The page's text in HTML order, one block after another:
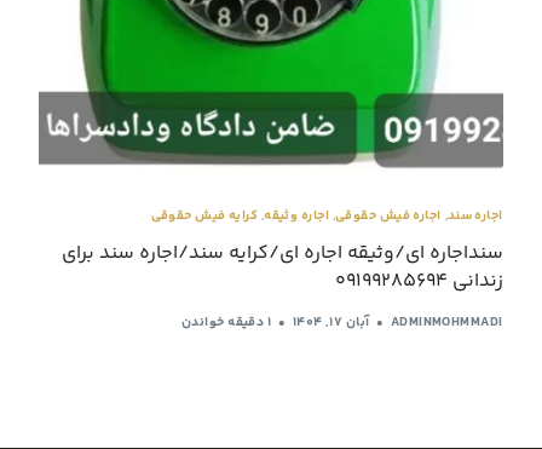
اجاره سند, اجاره فیش حقوقی,اجاره وثیقه,کرایه فیش حقوقی
سنداجاره ای/وثیقه اجاره ای/کرایه سند/اجاره سند برای
زندانی 09199285694
ADMINMOHMMADI آبان ۱۷, ۱۴۰۴ 1 دقیقه خواندن